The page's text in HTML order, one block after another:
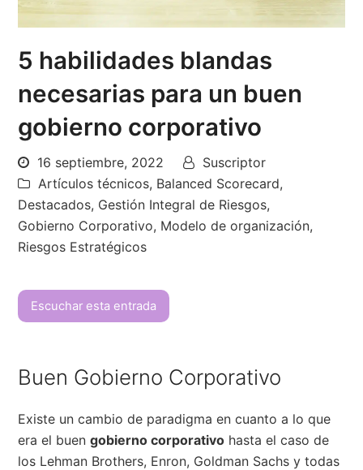
5 habilidades blandas
necesarias para un buen
gobierno corporativo
16 septiembre, 2022
Suscriptor
Artículos técnicos, Balanced Scorecard,
Destacados, Gestión Integral de Riesgos,
Gobierno Corporativo, Modelo de organización,
Riesgos Estratégicos
Escuchar esta entrada
Buen Gobierno Corporativo
Existe un cambio de paradigma en cuanto a lo que
era el buengobierno corporativo hasta el caso de
los Lehman Brothers, Enron, Goldman Sachs y todas